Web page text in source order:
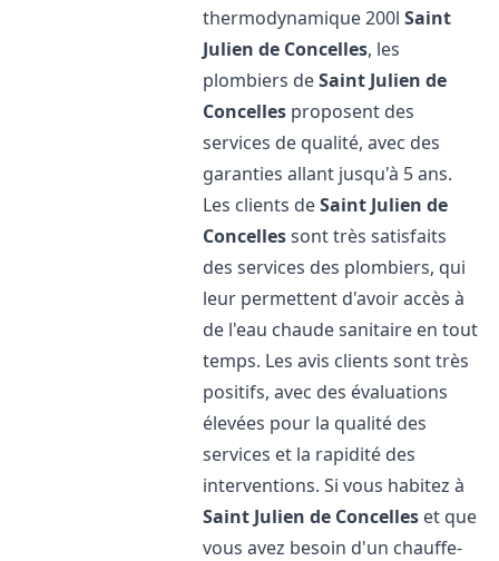
thermodynamique 200lSaint
Julien de Concelles, les
plombiers deSaint Julien de
Concelles proposent des
services de qualité, avec des
garanties allant jusqu'à 5 ans.
Les clients deSaint Julien de
Concellessont très satisfaits
des services des plombiers, qui
leur permettent d'avoir accès à
de l'eau chaude sanitaire en tout
temps. Les avis clients sont très
positifs, avec des évaluations
élevées pour la qualité des
services et la rapidité des
interventions. Si vous habitez à
Saint Julien de Concelles et que
vous avez besoin d'un chauffe-